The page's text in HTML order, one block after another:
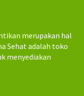
merupakan hal
Sehat adalah toko
menyediakan